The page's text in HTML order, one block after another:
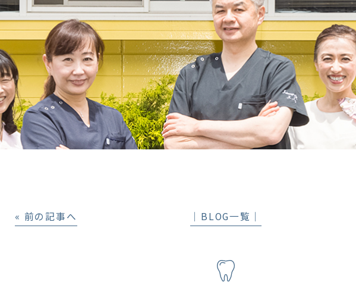
« 前の記事へ │BLOG一覧│